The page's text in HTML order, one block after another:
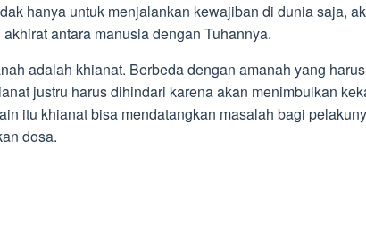
hanya untuk menjalankan kewajiban di dunia saja,
antara manusia dengan Tuhannya.
adalah khianat. Berbeda dengan amanah yang
justru harus dihindari karena akan menimbulkan
itu khianat bisa mendatangkan masalah bagi
dosa.